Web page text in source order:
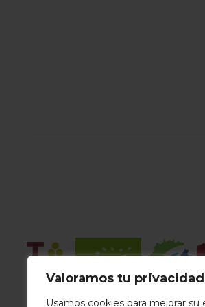
Valoramos tu privacidad
Usamos cookies para mejorar su